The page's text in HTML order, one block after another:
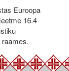
Euroopa
16.4